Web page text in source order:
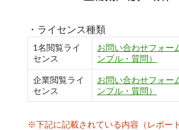
・ライセンス種類
1名閲覧ライ
センス
お問い合わせフォー
ンプル・質問）
企業閲覧ライ
センス
お問い合わせフォー
ンプル・質問）
※下記に記載されている内容（レポー